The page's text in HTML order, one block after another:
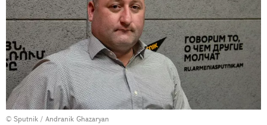
© Sputnik / Andranik Ghazaryan